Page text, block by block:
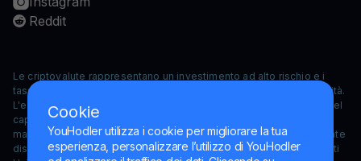
Cookie
YouHodler utilizza i cookie per migliorare la tua
esperienza, personalizzare l’utilizzo di YouHodler
Reddit
Le criptovalute rappresentano un investimento ad alto rischio e i
tassi di cambio delle criptovalute hanno mostrato una forte volatilità.
L'esposizione a potenziali perdite potrebbe estendersi al totale del
capitale investito in criptovalute. Prodotti, servizi, informazioni e/o
materiali contenuti in questo sito potrebbero non essere legalmente
disponibili per i residenti di determinate giurisdizioni, come gli Stati